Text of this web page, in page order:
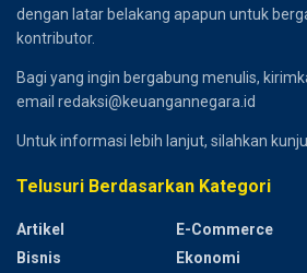
dengan latar belakang apapun untuk
kontributor.
Bagi yang ingin bergabung menulis,
email redaksi@keuangannegara.id
Untuk informasi lebih lanjut, silahkan
Telusuri Berdasarkan Kategori
Artikel
Bisnis
E-Commerce
Ekonomi